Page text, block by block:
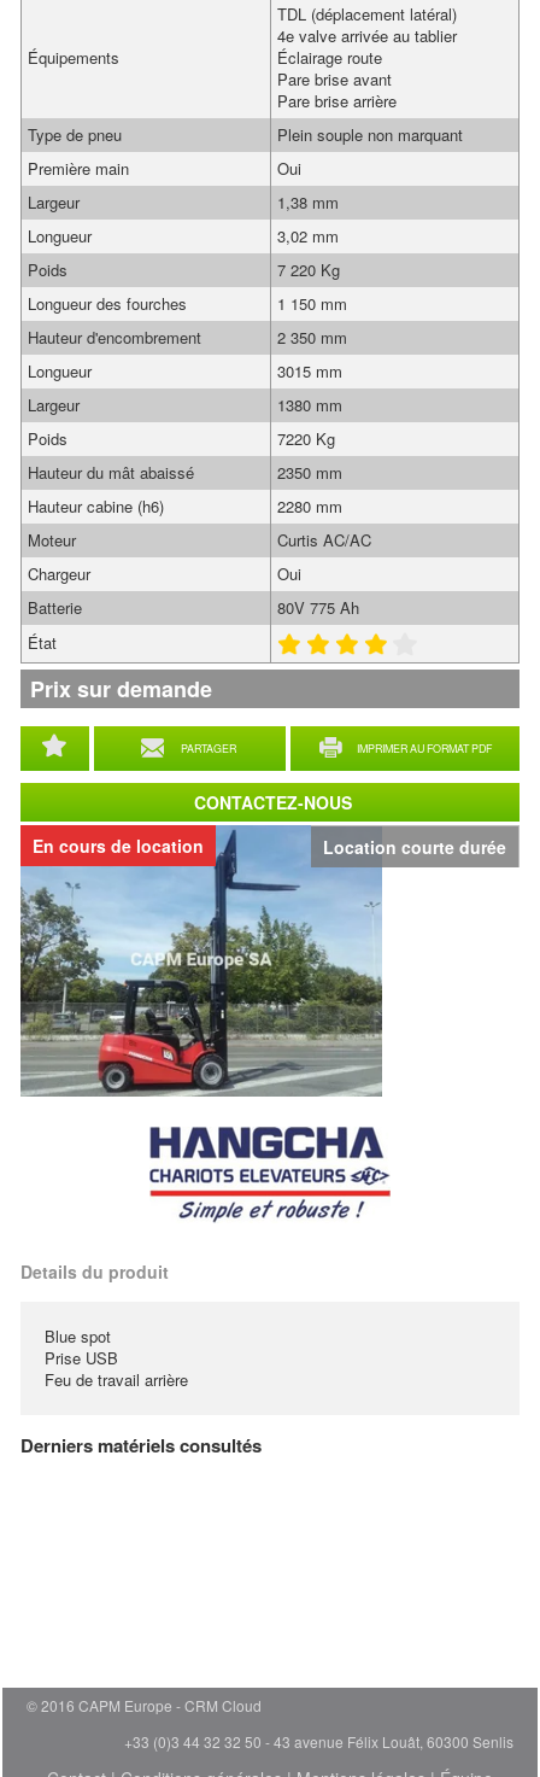
Location courte durée
En cours de location
PARTAGER IMPRIMER AU FORMAT PDF
Équipements
TDL (déplacement latéral)
4e valve arrivée au tablier
Éclairage route
Pare brise avant
Pare brise arrière
Type de pneu
Plein souple non marquant
Première main
Oui
Largeur
1,38 mm
Longueur
3,02 mm
Poids
7 220 Kg
Longueur des fourches
1 150 mm
Hauteur d'encombrement
2 350 mm
Longueur
3015 mm
Largeur
1380 mm
Poids
7220 Kg
Hauteur du mât abaissé
2350 mm
Hauteur cabine (h6)
2280 mm
Moteur
Curtis AC/AC
Chargeur
Oui
Batterie
80V 775 Ah
État
Prix sur demande
Details du produit
Blue spot
Prise USB
Feu de travail arrière
CONTACTEZ-NOUS
Derniers matériels consultés
© 2016 CAPM Europe
CRM Cloud
+33 (0)3 44 32 32 50 - 43 avenue Félix Louât, 60300 Senlis